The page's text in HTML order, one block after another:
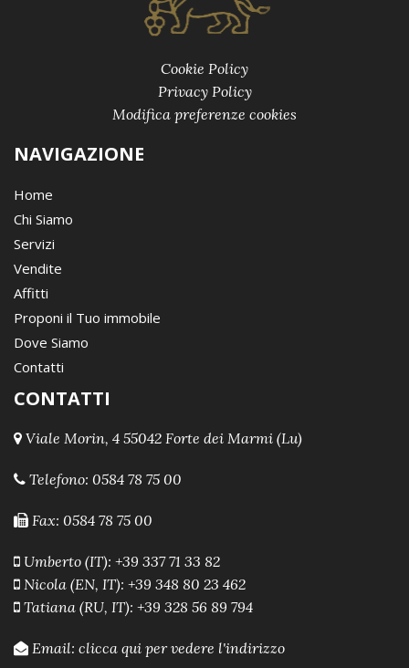
Cookie Policy
Privacy Policy
Modifica preferenze cookies
NAVIGAZIONE
Home
Chi Siamo
Servizi
Vendite
Affitti
Proponi il Tuo immobile
Dove Siamo
Contatti
CONTATTI
Viale Morin, 4 55042 Forte dei Marmi (Lu)
Telefono: 0584 78 75 00
Fax: 0584 78 75 00
Umberto (IT): +39 337 71 33 82
Nicola (EN, IT): +39 348 80 23 462
Tatiana (RU, IT): +39 328 56 89 794
Email: clicca qui per vedere l'indirizzo